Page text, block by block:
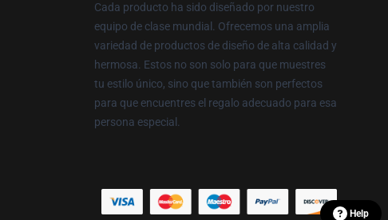
Cada producto ha sido diseñado por nuestro
equipo de clase mundial. Ofrecemos una amplia
variedad de productos de diseño de alta calidad y
hermosa. Estos no son solo para que muestres
tu estilo único, sino que también son perfectos
para que encuentres el regalo adecuado para esa
persona especial.
Help